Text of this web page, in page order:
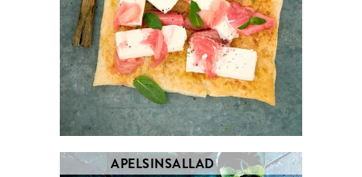
APELSINSALLAD